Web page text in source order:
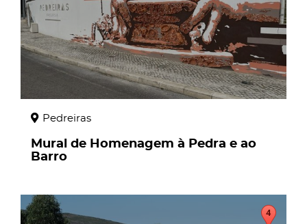
Pedreiras
Mural de Homenagem à Pedra e ao
Barro
page